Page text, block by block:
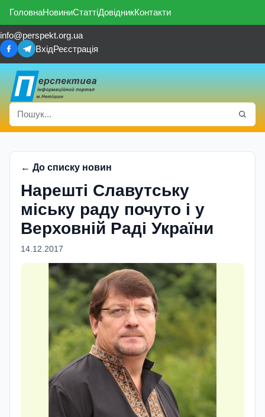
ГоловнаНовиниСтаттіДовідникКонтакти
info@perspekt.org.ua
ВхідРеєстрація
← До списку новин
Нарешті Славутську
міську раду почуто і у
Верховній Раді України
14.12.2017